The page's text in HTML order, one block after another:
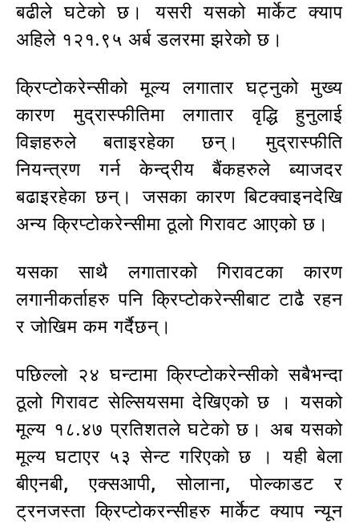
बढीले घटेको छ। यसरी यसको मार्केट क्याप
अहिले १२१.९५ अर्ब डलरमा झरेको छ।
क्रिप्टोकरेन्सीको मूल्य लगातार घट्नुको मुख्य
कारण मुद्रास्फीतिमा लगातार वृद्धि हुनुलाई
विज्ञहरुले बताइरहेका छन्। मुद्रास्फीति
नियन्त्रण गर्न केन्द्रीय बैंकहरुले ब्याजदर
बढाइरहेका छन्। जसका कारण बिटक्वाइनदेखि
अन्य क्रिप्टोकरेन्सीमा ठूलो गिरावट आएको छ।
यसका साथै लगातारको गिरावटका कारण
लगानीकर्ताहरु पनि क्रिप्टोकरेन्सीबाट टाढै रहन
र जोखिम कम गर्दैछन्।
पछिल्लो २४ घन्टामा क्रिप्टोकरेन्सीको सबैभन्दा
ठूलो गिरावट सेल्सियसमा देखिएको छ । यसको
मूल्य १८.४७ प्रतिशतले घटेको छ। अब यसको
मूल्य घटाएर ५३ सेन्ट गरिएको छ । यही बेला
बीएनबी, एक्सआपी, सोलाना, पोल्काडट र
ट्रनजस्ता क्रिप्टोकरन्सीहरु मार्केट क्याप न्यून